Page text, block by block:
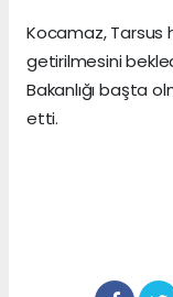
Kocamaz, Tarsus
getirilmesini
Bakanlığı başta
etti.